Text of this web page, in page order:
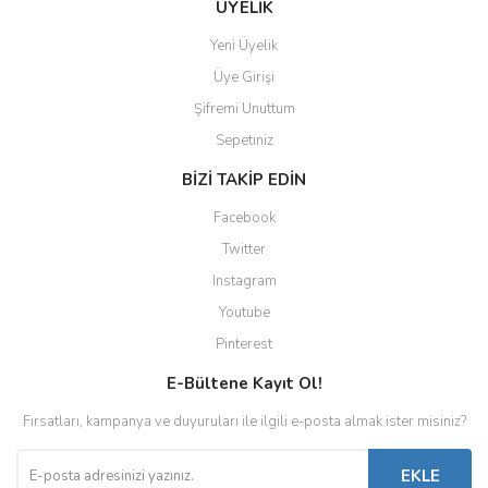
ÜYELİK
Yeni Üyelik
Üye Girişi
Şifremi Unuttum
Sepetiniz
BİZİ TAKİP EDİN
Facebook
Twitter
Instagram
Youtube
Pinterest
E-Bültene Kayıt Ol!
Fırsatları, kampanya ve duyuruları ile ilgili e-posta almak ister misiniz?
EKLE